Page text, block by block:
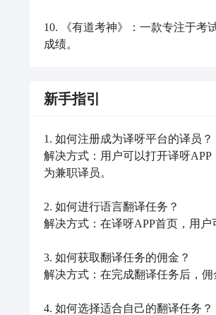
10. 《有道考神》：一款专注于考
成绩。
新手指引
1. 如何注册成为译呀平台的译员？
解决方式：用户可以打开译呀
为兼职译员。
2. 如何进行语言翻译任务？
解决方式：在译呀APP首页，用
3. 如何获取翻译任务的佣金？
解决方式：在完成翻译任务后，
4. 如何选择适合自己的翻译任务？